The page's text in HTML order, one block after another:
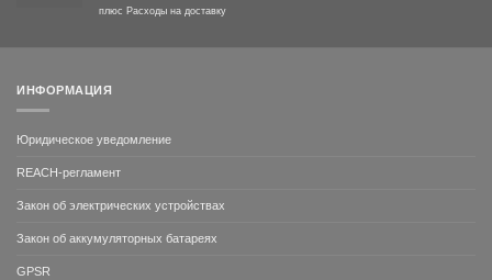
плюс Расходы на доставку
ИНФОРМАЦИЯ
Юридическое уведомление
REACH-регламент
Закон об электрических устройствах
Закон об аккумуляторных батареях
GPSR